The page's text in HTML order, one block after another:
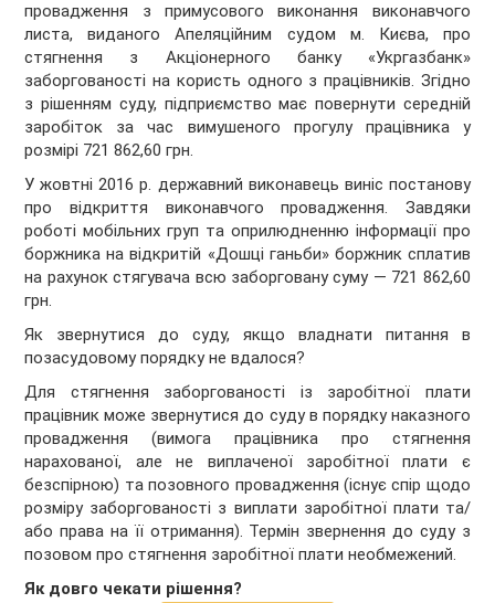
провадження з примусового виконання виконавчого
листа, виданого Апеляційним судом м. Києва, про
стягнення з Акціонерного банку «Укргазбанк»
заборгованості на користь одного з працівників. Згідно
з рішенням суду, підприємство має повернути середній
заробіток за час вимушеного прогулу працівника у
розмірі 721 862,60 грн.
У жовтні 2016 р. державний виконавець виніс постанову
про відкриття виконавчого провадження. Завдяки
роботі мобільних груп та оприлюдненню інформації про
боржника на відкритій «Дошці ганьби» боржник сплатив
на рахунок стягувача всю заборговану суму — 721 862,60
грн.
Як звернутися до суду, якщо владнати питання в
позасудовому порядку не вдалося?
Для стягнення заборгованості із заробітної плати
працівник може звернутися до суду в порядку наказного
провадження (вимога працівника про стягнення
нарахованої, але не виплаченої заробітної плати є
безспірною) та позовного провадження (існує спір щодо
розміру заборгованості з виплати заробітної плати та/
або права на її отримання). Термін звернення до суду з
позовом про стягнення заробітної плати необмежений.
Як довго чекати рішення?